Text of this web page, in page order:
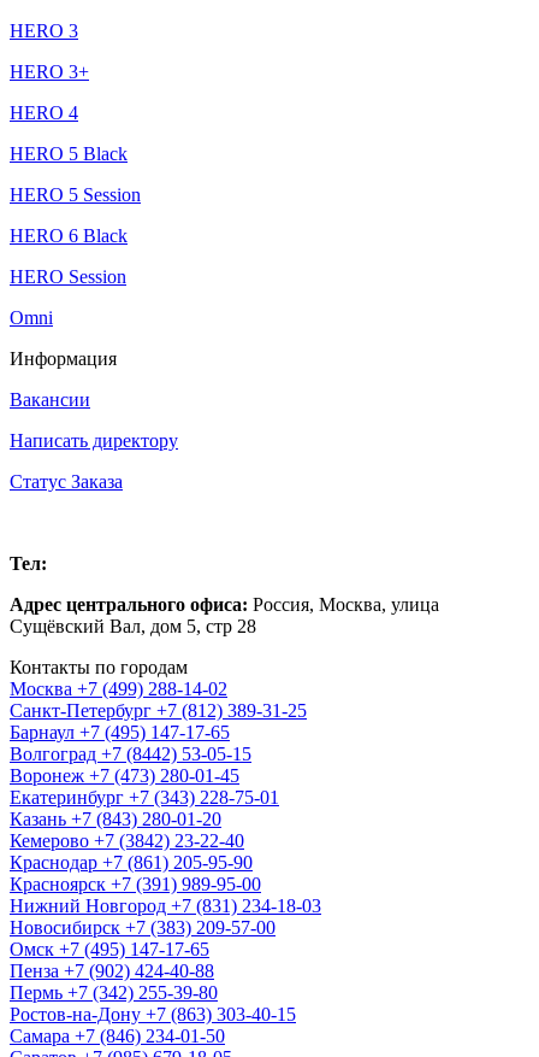
HERO 3
HERO 3+
HERO 4
HERO 5 Black
HERO 5 Session
HERO 6 Black
HERO Session
Omni
Информация
Вакансии
Написать директору
Статус Заказа
Тел:
Адрес центрального офиса: Россия, Москва, улица
Сущёвский Вал, дом 5, стр 28
Контакты по городам
Москва +7 (499) 288-14-02
Санкт-Петербург +7 (812) 389-31-25
Барнаул +7 (495) 147-17-65
Волгоград +7 (8442) 53-05-15
Воронеж +7 (473) 280-01-45
Екатеринбург +7 (343) 228-75-01
Казань +7 (843) 280-01-20
Кемерово +7 (3842) 23-22-40
Краснодар +7 (861) 205-95-90
Красноярск +7 (391) 989-95-00
Нижний Новгород +7 (831) 234-18-03
Новосибирск +7 (383) 209-57-00
Омск +7 (495) 147-17-65
Пенза +7 (902) 424-40-88
Пермь +7 (342) 255-39-80
Ростов-на-Дону +7 (863) 303-40-15
Самара +7 (846) 234-01-50